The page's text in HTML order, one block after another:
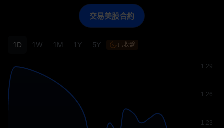
1D 1W 1M 1Y 5Y 已收盤
交易美股合約